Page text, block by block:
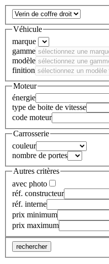
Véhicule
marque
gamme
modèle
finition
Moteur
énergie
type de boite de vitesse
code moteur
Carrosserie
couleur
nombre de portes
Autres critères
avec photo
réf. constructeur
réf. interne
prix minimum
prix maximum
rechercher